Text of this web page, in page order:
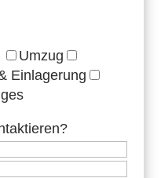
Umzug
Einlagerung